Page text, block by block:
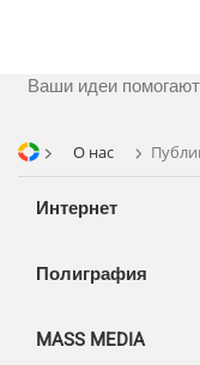
Ваши идеи
О нас
Интернет
Полиграфия
MASS MEDIA
OOH